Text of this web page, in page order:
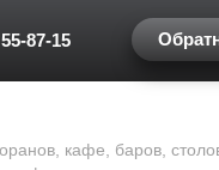
55-87-15
кафе, баров,